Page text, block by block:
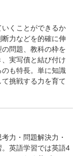
くことができるか
力などを的確に伸
問題、教科の枠を
実写債と結び付け
も特長。単に知識
挑戦する力を育て
力・問題解決力・
英語学習では英語4